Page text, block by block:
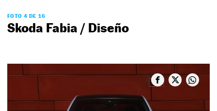
FOTO 4 DE 16
Skoda Fabia / Diseño